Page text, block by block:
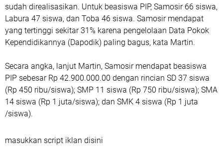
sudah direalisasikan. Untuk beasiswa PIP, Samosir 66 siswa,
Labura 47 siswa, dan Toba 46 siswa. Samosir mendapat
yang tertinggi sekitar 31% karena pengelolaan Data Pokok
Kependidikannya (Dapodik) paling bagus, kata Martin.
Secara angka, lanjut Martin, Samosir mendapat beasiswa
PIP sebesar Rp 42.900.000.00 dengan rincian SD 37 siswa
(Rp 450 ribu/siswa); SMP 11 siswa (Rp 750 ribu/siswa); SMA
14 siswa (Rp 1 juta/siswa); dan SMK 4 siswa (Rp 1 juta
/siswa).
masukkan script iklan disini